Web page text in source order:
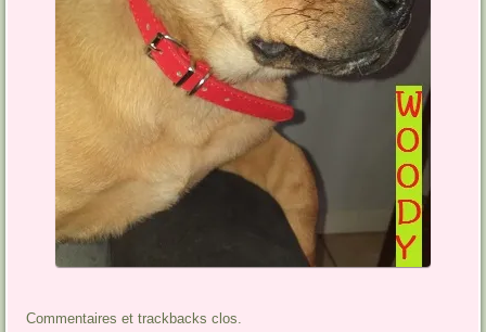
Commentaires et trackbacks clos.